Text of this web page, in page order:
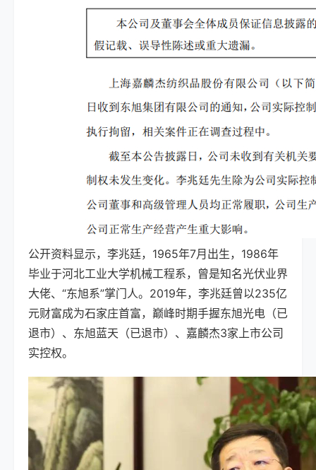
公开资料显示，李兆廷，1965年7月出生，1986年
毕业于河北工业大学机械工程系，曾是知名光伏业界
大佬、“东旭系”掌门人。2019年，李兆廷曾以235亿
元财富成为石家庄首富，巅峰时期手握东旭光电（已
退市）、东旭蓝天（已退市）、嘉麟杰3家上市公司
实控权。